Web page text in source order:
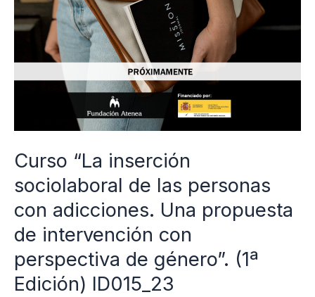
Curso “La inserción
sociolaboral de las personas
con adicciones. Una propuesta
de intervención con
perspectiva de género”. (1ª
Edición) ID015_23
de
las
personas
adicciones.
de
intervención
con
perspectiva
de
género”.
(1ª